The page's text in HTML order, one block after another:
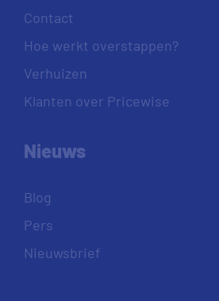
Contact
Hoe werkt overstappen?
Verhuizen
Klanten over Pricewise
Nieuws
Blog
Pers
Nieuwsbrief